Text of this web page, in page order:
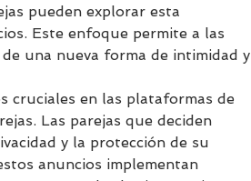
pueden explorar esta
Este enfoque permite a las
una nueva forma de intimidad y
cruciales en las plataformas de
Las parejas que deciden
y la protección de su
anuncios implementan